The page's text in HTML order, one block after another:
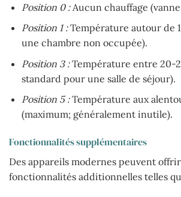
Position 0 :Aucun chauffage
Position 1 :Température autour de
une chambre non occupée).
Position 3 :Température entre 20-
standard pour une salle de séjour).
Position 5 :Température aux
(maximum; généralement inutile).
Fonctionnalités supplémentaires
Des appareils modernes peuvent
fonctionnalités additionnelles telles